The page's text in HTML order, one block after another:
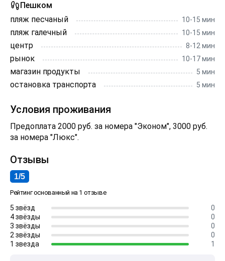
Пешком
пляж песчаный
10-15 мин
пляж галечный 10-15 мин
центр 8-12 мин
рынок 10-17 мин
магазин продукты 5 мин
остановка транспорта 5 мин
Условия проживания
Предоплата 2000 руб. за номера "Эконом", 3000 руб.
за номера "Люкс".
Отзывы
1/5
Рейтинг основанный на 1 отзыве
5 звёзд
0
4 звёзды
0
3 звёзды
0
2 звёзды
0
1 звезда
1